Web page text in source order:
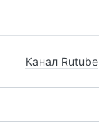
Канал Rutube